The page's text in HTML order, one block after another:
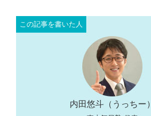
内田悠斗（うっちー）